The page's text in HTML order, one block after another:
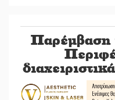
Παρέμβαση